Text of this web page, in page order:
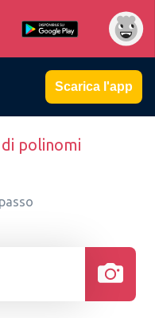
Scarica l'app
polinomi